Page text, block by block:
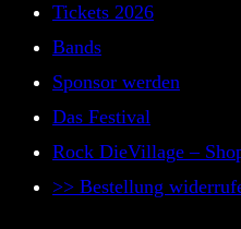
Tickets 2026
Bands
Sponsor werden
Das Festival
Rock DieVillage –
>> Bestellung